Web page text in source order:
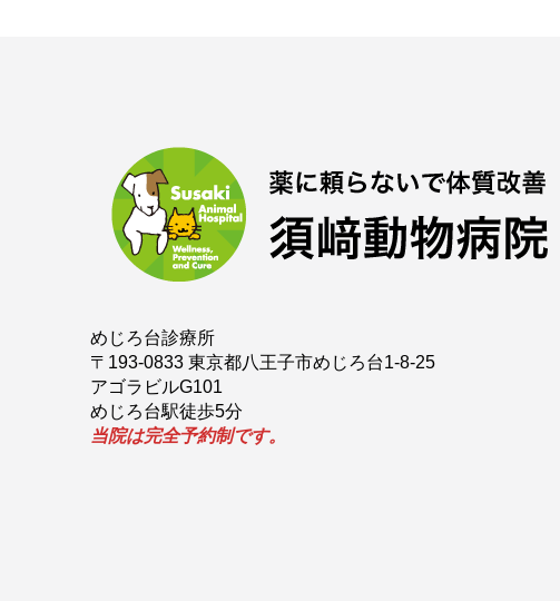
めじろ台診療所
〒193-0833 東京都八王子市めじろ台1-8-25
アゴラビルG101
めじろ台駅徒歩5分
当院は完全予約制です。